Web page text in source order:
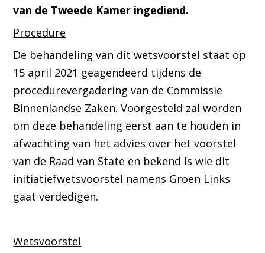
van de Tweede Kamer ingediend.
Procedure
De behandeling van dit wetsvoorstel staat op
15 april 2021 geagendeerd tijdens de
procedurevergadering van de Commissie
Binnenlandse Zaken. Voorgesteld zal worden
om deze behandeling eerst aan te houden in
afwachting van het advies over het voorstel
van de Raad van State en bekend is wie dit
initiatiefwetsvoorstel namens Groen Links
gaat verdedigen.
Wetsvoorstel